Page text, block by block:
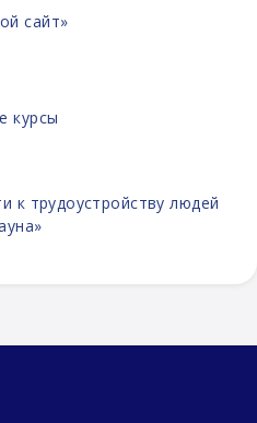
сайт»
курсы
к трудоустройству людей